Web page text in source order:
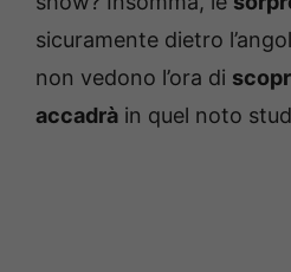
sicuramente dietro
non vedono l’ora di
accadrà in quel noto